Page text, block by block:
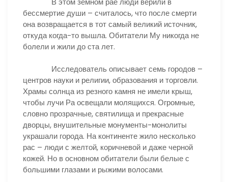
бессмертие души – считалось, что после смерти
она возвращается в тот самый великий источник,
откуда когда-то вышла. Обитатели Му никогда не
болели и жили до ста лет.
Исследователь описывает семь городов –
центров науки и религии, образования и торговли.
Храмы солнца из резного камня не имели крыш,
чтобы лучи Ра освещали молящихся. Огромные,
словно прозрачные, святилища и прекрасные
дворцы, внушительные монументы-монолиты
украшали города. На континенте жило несколько
рас – люди с желтой, коричневой и даже черной
кожей. Но в основном обитатели были белые с
большими глазами и рыжими волосами.